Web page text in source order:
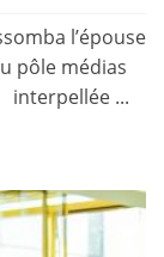
l’épouse
pôle médias
interpellée ...